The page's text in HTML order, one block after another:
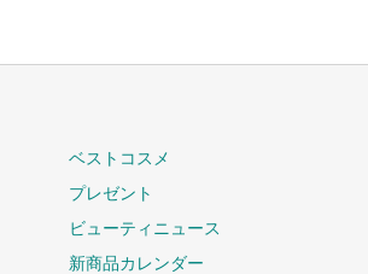
ベストコスメ
プレゼント
ビューティニュース
新商品カレンダー